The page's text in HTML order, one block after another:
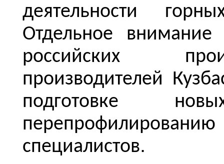
деятельности
Отдельное
внимание
российских
производителей
подготовке
перепрофилированию
специалистов.